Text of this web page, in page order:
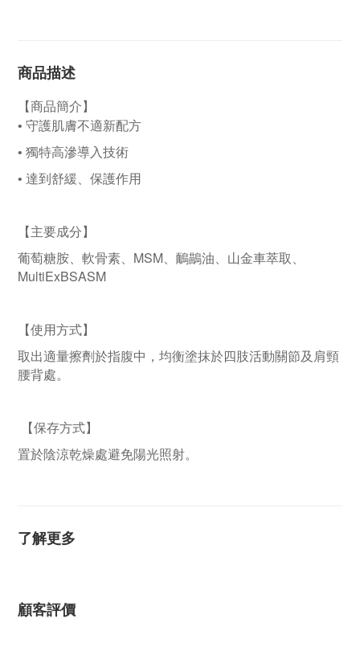
商品描述
【商品簡介】
• 守護肌膚不適新配方
• 獨特高滲導入技術
• 達到舒緩、保護作用
【主要成分】
葡萄糖胺、軟骨素、 MSM 、鴯鶓油、山金車萃取、
MultiExBSASM
【使用方式】
取出適量擦劑於指腹中，均衡塗抹於四肢活動關節及肩頸
腰背處。
【保存方式】
置於陰涼乾燥處避免陽光照射。
了解更多
顧客評價